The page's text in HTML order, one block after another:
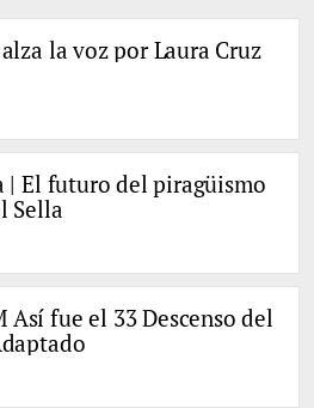
la voz por Laura Cruz
| El futuro del piragüismo
Sella
Así fue el 33 Descenso del